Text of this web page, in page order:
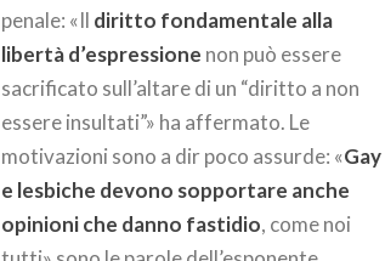
penale: «Il diritto fondamentale alla
libertà d’espressione non può essere
sacrificato sull’altare di un “diritto a non
essere insultati”» ha affermato. Le
motivazioni sono a dir poco assurde: «Gay
e lesbiche devono sopportare anche
opinioni che danno fastidio, come noi